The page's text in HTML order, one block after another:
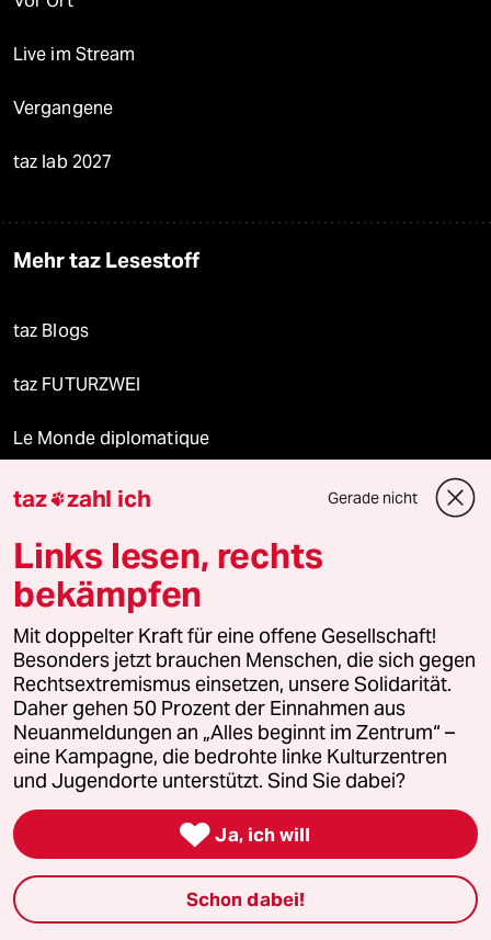
Live im Stream
Vergangene
taz lab 2027
Mehr taz Lesestoff
taz Blogs
taz FUTURZWEI
Le Monde diplomatique
taz Archiv
Mehr taz Angebote
Reisen
Kantine
Shop
Anzeigen
Fragen & Hilfe
taz zahl ich Gerade nicht
Links lesen, rechts
bekämpfen
Mit doppelter Kraft für eine offene Gesellschaft!
Besonders jetzt brauchen Menschen, die sich gegen
Rechtsextremismus einsetzen, unsere Solidarität.
Daher gehen 50 Prozent der Einnahmen aus
Neuanmeldungen an „Alles beginnt im Zentrum“ –
eine Kampagne, die bedrohte linke Kulturzentren
und Jugendorte unterstützt. Sind Sie dabei?
 Ja, ich will
Schon dabei!